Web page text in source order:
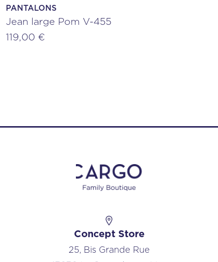
PANTALONS
Jean large Pom V-455
119,00 €
Concept Store
25, Bis Grande Rue